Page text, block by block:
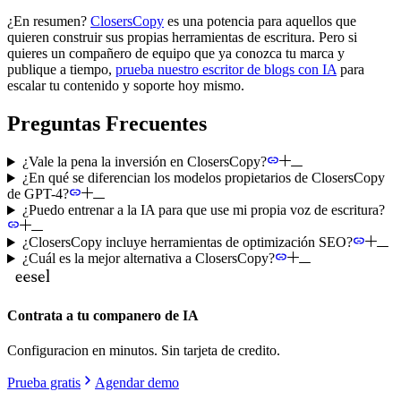
¿En resumen? ClosersCopy es una potencia para aquellos que
quieren construir sus propias herramientas de escritura. Pero si
quieres un compañero de equipo que ya conozca tu marca y
publique a tiempo, prueba nuestro escritor de blogs con IApara
escalar tu contenido y soporte hoy mismo.
Preguntas Frecuentes
¿Vale la pena la inversión en ClosersCopy?
¿En qué se diferencian los modelos propietarios de ClosersCopy
de GPT-4?
¿Puedo entrenar a la IA para que use mi propia voz de escritura?
¿ClosersCopy incluye herramientas de optimización SEO?
¿Cuál es la mejor alternativa a ClosersCopy?
Contrata a tu companero de IA
Configuracion en minutos. Sin tarjeta de credito.
Prueba gratis
Agendar demo